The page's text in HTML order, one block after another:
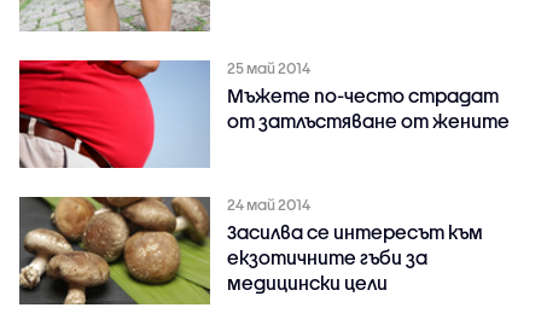
25 май 2014
Мъжете по-често страдат
от затлъстяване от жените
24 май 2014
Засилва се интересът към
екзотичните гъби за
медицински цели